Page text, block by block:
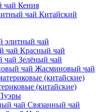
чай Кения
Китайский
элитный чай
Красный чай
Зелёный чай
Жасминовый чай
(китайские)
Связанный чай